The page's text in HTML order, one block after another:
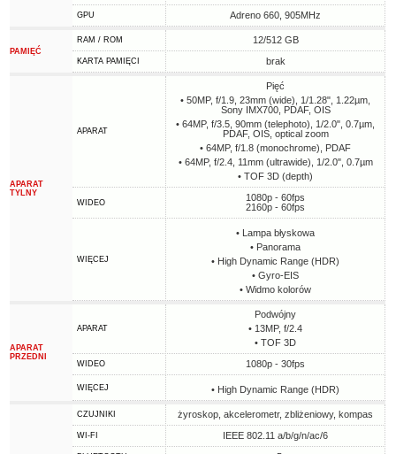
GPU Adreno 660, 905MHz
PAMIĘĆ
RAM / ROM 12/512 GB
KARTA PAMIĘCI brak
APARAT
TYLNY
APARAT
Pięć
• 50MP, f/1.9, 23mm (wide), 1/1.28", 1.22µm,
Sony IMX700, PDAF, OIS
• 64MP, f/3.5, 90mm (telephoto), 1/2.0", 0.7µm,
PDAF, OIS, optical zoom
• 64MP, f/1.8 (monochrome), PDAF
• 64MP, f/2.4, 11mm (ultrawide), 1/2.0", 0.7µm
• TOF 3D (depth)
WIDEO
1080p - 60fps
2160p - 60fps
WIĘCEJ
• Lampa błyskowa
• Panorama
• High Dynamic Range (HDR)
• Gyro-EIS
• Widmo kolorów
APARAT
PRZEDNI
APARAT
Podwójny
• 13MP, f/2.4
• TOF 3D
WIDEO 1080p - 30fps
WIĘCEJ • High Dynamic Range (HDR)
CZUJNIKI żyroskop, akcelerometr, zbliżeniowy, kompas
WI-FI IEEE 802.11 a/b/g/n/ac/6